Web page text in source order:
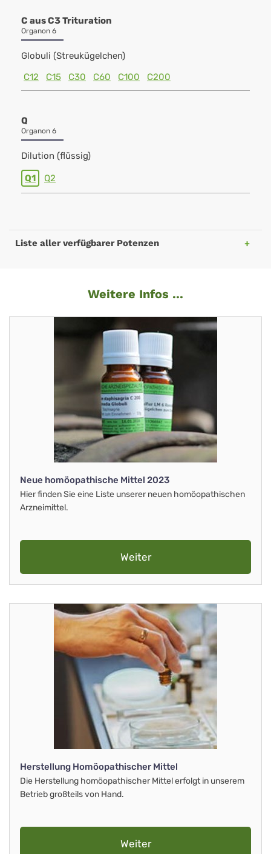
C aus C3 Trituration
Organon 6
Globuli (Streukügelchen)
C12
C15 C30 C60 C100 C200
Q
Organon 6
Dilution (flüssig)
Q1 Q2
Liste aller verfügbarer Potenzen
Weitere Infos ...
Neue homöopathische Mittel 2023
Hier finden Sie eine Liste unserer neuen homöopathischen
Arzneimittel.
Weiter
Herstellung Homöopathischer Mittel
Die Herstellung homöopathischer Mittel erfolgt in unserem
Betrieb großteils von Hand.
Weiter